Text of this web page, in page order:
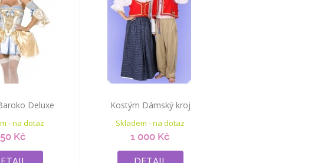
Deluxe
- na dotaz
Kč
Kostým Dámský kroj
Skladem - na dotaz
1 000 Kč